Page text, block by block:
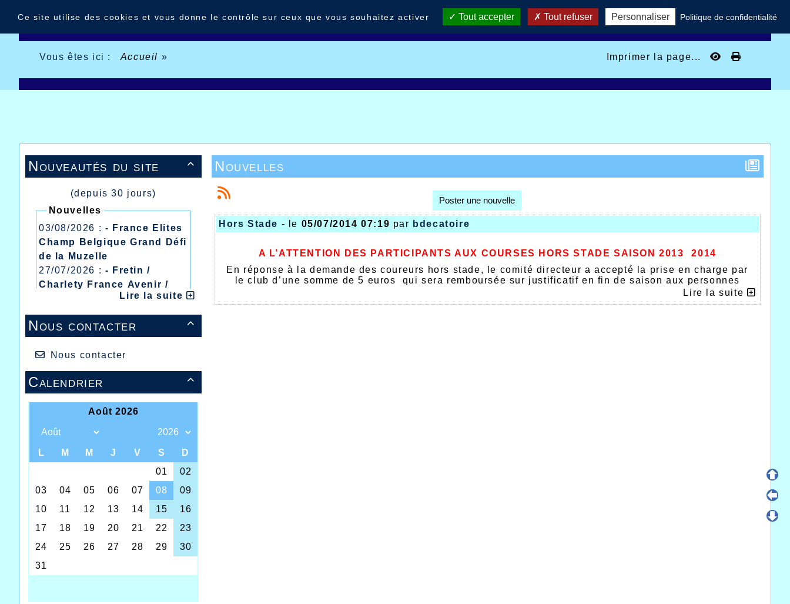
Vous êtes ici : Accueil » Imprimer la page...

Nouveautés du site
(depuis 30 jours)
Nouvelles
03/08/2026 : - France Elites
Champ Belgique Grand Défi
de la Muzelle
27/07/2026 : - Fretin /
Charlety France Avenir /
Heusden Zolder
20/07/2026 :- Courtrai /
Mont des Cats
Meeting Abeilles /
Régionaux /
Lire la suite

Nous contacter
Nous contacter

Calendrier
Nouvelles
Poster une nouvelle
Hors Stade - le 05/07/2014 07:19 par bdecatoire
A L’ATTENTION DES PARTICIPANTS AUX COURSES HORS STADE SAISON 2013  2014
En réponse à la demande des coureurs hors stade, le comité directeur a accepté la prise en charge par
le club d’une somme de 5 euros qui sera remboursée sur justificatif en fin de saison aux personnes
ayant participé au cours de la saison à une course sur route de 10km minimum. Pour les intéressés
renouvelant leur licence pour la saison 2014  2015 les 5€ viendront en déduction de leur cotisation
Lire la suite
Ce site utilise des cookies et vous donne le contrôle sur ceux que vous souhaitez activer Tout accepter Tout refuser Personnaliser Politique de confidentialité